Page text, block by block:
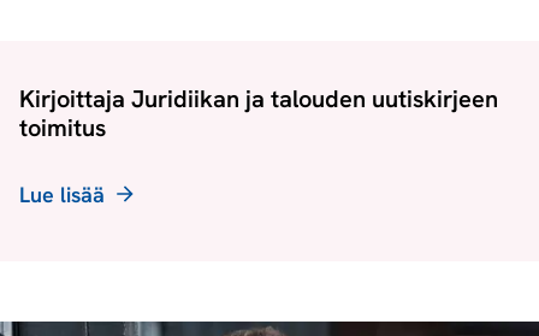
Kirjoittaja Juridiikan ja talouden uutiskirjeen
toimitus
Lue lisää